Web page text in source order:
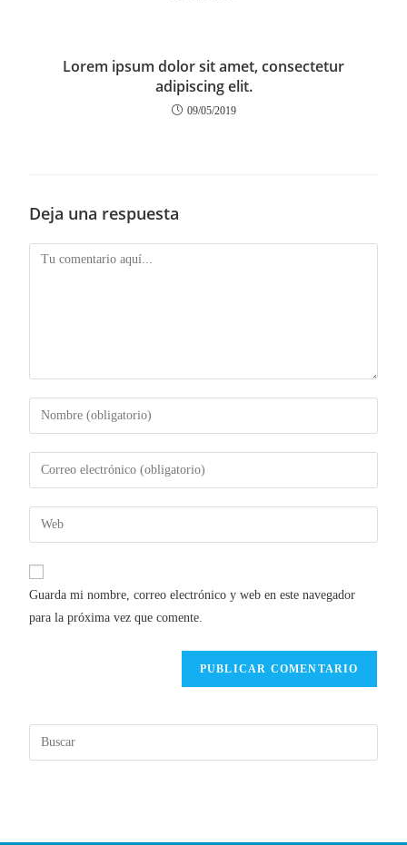
Lorem ipsum dolor sit amet, consectetur
adipiscing elit.
09/05/2019
Deja una respuesta
Guarda mi nombre, correo electrónico y web en este navegador
para la próxima vez que comente.